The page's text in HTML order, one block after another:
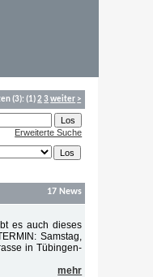
(3):(1) 2 3 weiter >
Erweiterte Suche
17 News
es auch dieses
Samstag,
in Tübingen-
mehr